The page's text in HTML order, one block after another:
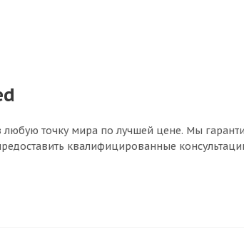
точку мира по лучшей цене. Мы
квалифицированные